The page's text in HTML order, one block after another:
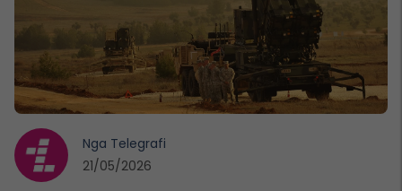
Nga Telegrafi
21/05/2026